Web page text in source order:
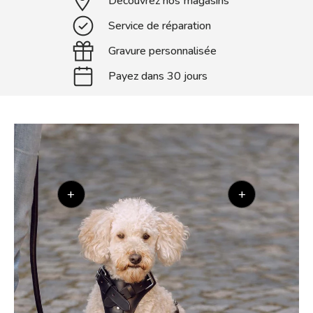
Service de réparation
Gravure personnalisée
Payez dans 30 jours
+ +